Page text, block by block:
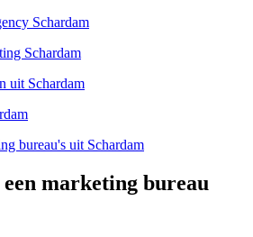
Schardam
Schardam
uit Schardam
bureau's uit Schardam
marketing bureau